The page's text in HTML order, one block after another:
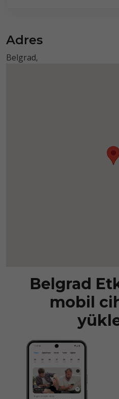
Adres
Belgrad,
Belgrad
mobil